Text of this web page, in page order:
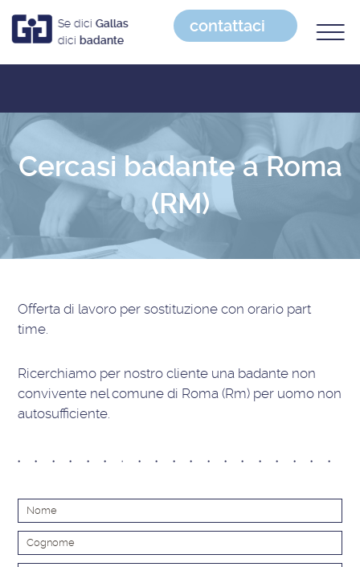
Se dici Gallas
dici badante
contattaci
Cercasi badante a Roma
(RM)
Offerta di lavoro per sostituzione con orario part
time
Ricerchiamo per nostro cliente una badante non
convivente nel comune di Roma (Rm) per uomo non
autosufficiente.